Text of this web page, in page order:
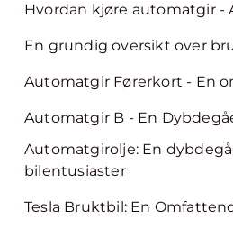
Hvordan kjøre automatgir -
En grundig oversikt over
Automatgir Førerkort - En
Automatgir B - En
Automatgirolje: En
bilentusiaster
Tesla Bruktbil: En